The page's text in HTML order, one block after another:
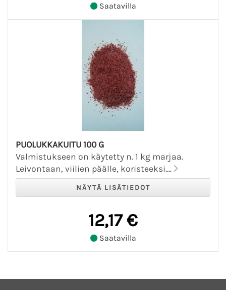
Saatavilla
PUOLUKKAKUITU 100 G
Valmistukseen on käytetty n. 1 kg marjaa.
Leivontaan, viilien päälle, koristeeksi....
12,17 €
Saatavilla